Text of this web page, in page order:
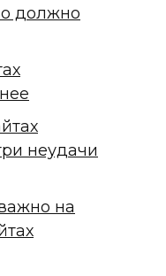
должно
неудачи
на